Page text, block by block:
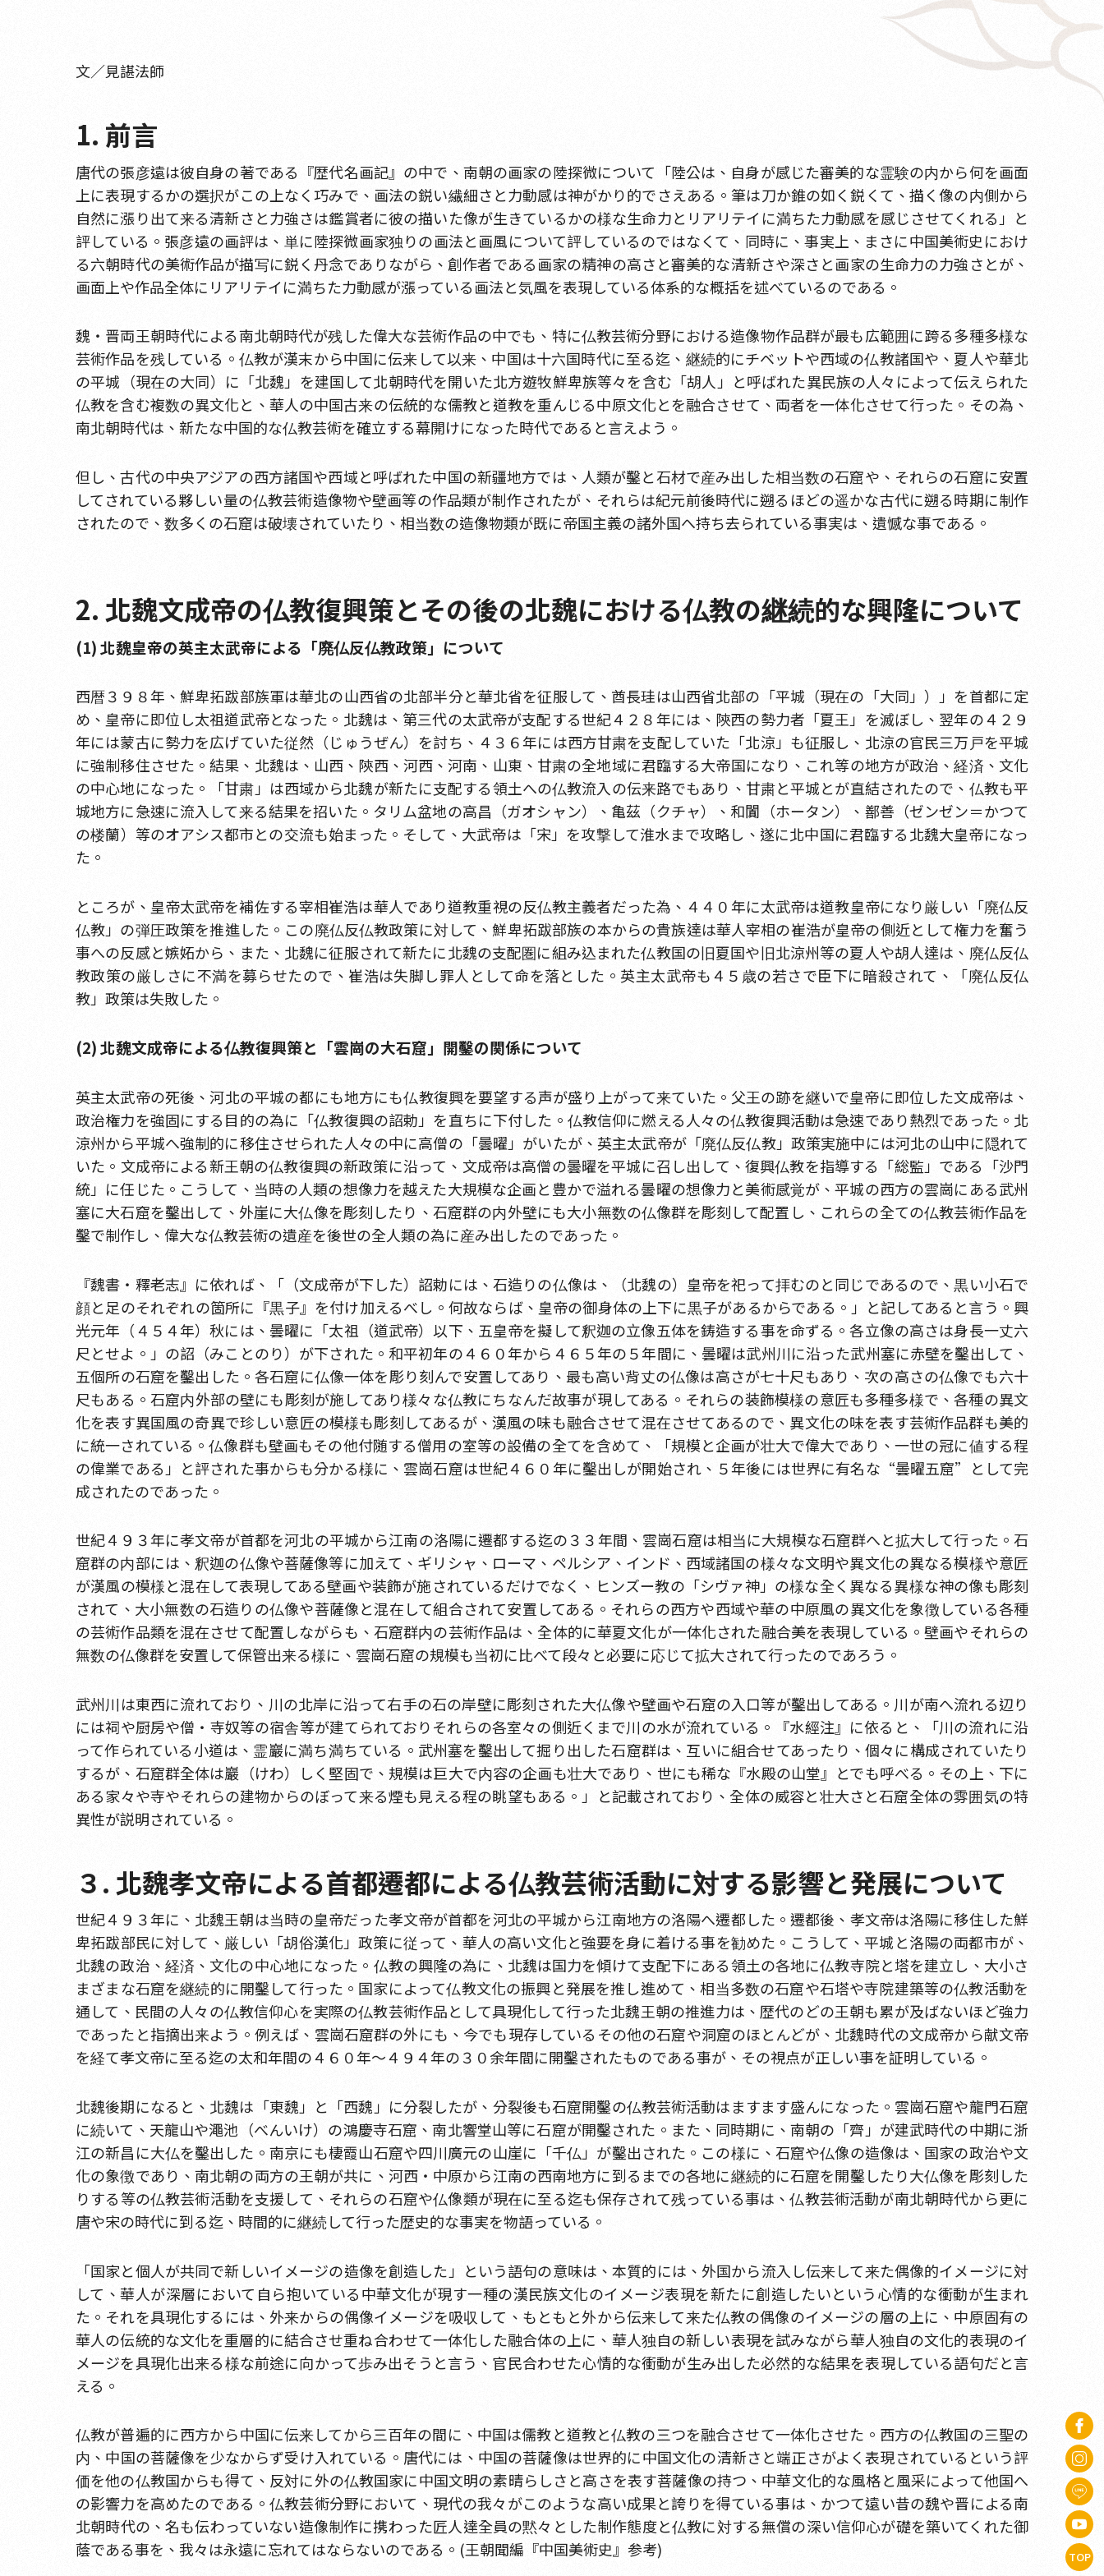
文／見諶法師
1. 前言
唐代の張彦遠は彼自身の著である『歴代名画記』の中で、南朝の画家の陸探微について「陸公は、自身が感じた審美的な霊験の内から何を画面
上に表現するかの選択がこの上なく巧みで、画法の鋭い繊細さと力動感は神がかり的でさえある。筆は刀か錐の如く鋭くて、描く像の内側から
自然に漲り出て来る清新さと力強さは鑑賞者に彼の描いた像が生きているかの様な生命力とリアリテイに満ちた力動感を感じさせてくれる」と
評している。張彦遠の画評は、単に陸探微画家独りの画法と画風について評しているのではなくて、同時に、事実上、まさに中国美術史におけ
る六朝時代の美術作品が描写に鋭く丹念でありながら、創作者である画家の精神の高さと審美的な清新さや深さと画家の生命力の力強さとが、
画面上や作品全体にリアリテイに満ちた力動感が漲っている画法と気風を表現している体系的な概括を述べているのである。
魏・晋両王朝時代による南北朝時代が残した偉大な芸術作品の中でも、特に仏教芸術分野における造像物作品群が最も広範囲に跨る多種多様な
芸術作品を残している。仏教が漢末から中国に伝来して以来、中国は十六国時代に至る迄、継続的にチベットや西域の仏教諸国や、夏人や華北
の平城（現在の大同）に「北魏」を建国して北朝時代を開いた北方遊牧鮮卑族等々を含む「胡人」と呼ばれた異民族の人々によって伝えられた
仏教を含む複数の異文化と、華人の中国古来の伝統的な儒教と道教を重んじる中原文化とを融合させて、両者を一体化させて行った。その為、
南北朝時代は、新たな中国的な仏教芸術を確立する幕開けになった時代であると言えよう。
但し、古代の中央アジアの西方諸国や西域と呼ばれた中国の新疆地方では、人類が鑿と石材で産み出した相当数の石窟や、それらの石窟に安置
してされている夥しい量の仏教芸術造像物や壁画等の作品類が制作されたが、それらは紀元前後時代に遡るほどの遥かな古代に遡る時期に制作
されたので、数多くの石窟は破壊されていたり、相当数の造像物類が既に帝国主義の諸外国へ持ち去られている事実は、遺憾な事である。
2. 北魏文成帝の仏教復興策とその後の北魏における仏教の継続的な興隆について
(1) 北魏皇帝の英主太武帝による「廃仏反仏教政策」について
西暦３９８年、鮮卑拓跋部族軍は華北の山西省の北部半分と華北省を征服して、酋長珪は山西省北部の「平城（現在の「大同」）」を首都に定
め、皇帝に即位し太祖道武帝となった。北魏は、第三代の太武帝が支配する世紀４２８年には、陝西の勢力者「夏王」を滅ぼし、翌年の４２９
年には蒙古に勢力を広げていた従然（じゅうぜん）を討ち、４３６年には西方甘粛を支配していた「北涼」も征服し、北涼の官民三万戸を平城
に強制移住させた。結果、北魏は、山西、陝西、河西、河南、山東、甘粛の全地域に君臨する大帝国になり、これ等の地方が政治、経済、文化
の中心地になった。「甘粛」は西域から北魏が新たに支配する領土への仏教流入の伝来路でもあり、甘粛と平城とが直結されたので、仏教も平
城地方に急速に流入して来る結果を招いた。タリム盆地の高昌（ガオシャン）、亀茲（クチャ）、和闐（ホータン）、鄯善（ゼンゼン＝かつて
の楼蘭）等のオアシス都市との交流も始まった。そして、大武帝は「宋」を攻撃して淮水まで攻略し、遂に北中国に君臨する北魏大皇帝になっ
た。
ところが、皇帝太武帝を補佐する宰相崔浩は華人であり道教重視の反仏教主義者だった為、４４０年に太武帝は道教皇帝になり厳しい「廃仏反
仏教」の弾圧政策を推進した。この廃仏反仏教政策に対して、鮮卑拓跋部族の本からの貴族達は華人宰相の崔浩が皇帝の側近として権力を奮う
事への反感と嫉妬から、また、北魏に征服されて新たに北魏の支配圏に組み込まれた仏教国の旧夏国や旧北涼州等の夏人や胡人達は、廃仏反仏
教政策の厳しさに不満を募らせたので、崔浩は失脚し罪人として命を落とした。英主太武帝も４５歳の若さで臣下に暗殺されて、「廃仏反仏
教」政策は失敗した。
(2) 北魏文成帝による仏教復興策と「雲崗の大石窟」開鑿の関係について
英主太武帝の死後、河北の平城の都にも地方にも仏教復興を要望する声が盛り上がって来ていた。父王の跡を継いで皇帝に即位した文成帝は、
政治権力を強固にする目的の為に「仏教復興の詔勅」を直ちに下付した。仏教信仰に燃える人々の仏教復興活動は急速であり熱烈であった。北
涼州から平城へ強制的に移住させられた人々の中に高僧の「曇曜」がいたが、英主太武帝が「廃仏反仏教」政策実施中には河北の山中に隠れて
いた。文成帝による新王朝の仏教復興の新政策に沿って、文成帝は高僧の曇曜を平城に召し出して、復興仏教を指導する「総監」である「沙門
統」に任じた。こうして、当時の人類の想像力を越えた大規模な企画と豊かで溢れる曇曜の想像力と美術感覚が、平城の西方の雲崗にある武州
塞に大石窟を鑿出して、外崖に大仏像を彫刻したり、石窟群の内外壁にも大小無数の仏像群を彫刻して配置し、これらの全ての仏教芸術作品を
鑿で制作し、偉大な仏教芸術の遺産を後世の全人類の為に産み出したのであった。
『魏書・釋老志』に依れば、「（文成帝が下した）詔勅には、石造りの仏像は、（北魏の）皇帝を祀って拝むのと同じであるので、黒い小石で
顔と足のそれぞれの箇所に『黒子』を付け加えるべし。何故ならば、皇帝の御身体の上下に黒子があるからである。」と記してあると言う。興
光元年（４５４年）秋には、曇曜に「太祖（道武帝）以下、五皇帝を擬して釈迦の立像五体を鋳造する事を命ずる。各立像の高さは身長一丈六
尺とせよ。」の詔（みことのり）が下された。和平初年の４６０年から４６５年の５年間に、曇曜は武州川に沿った武州塞に赤壁を鑿出して、
五個所の石窟を鑿出した。各石窟に仏像一体を彫り刻んで安置してあり、最も高い背丈の仏像は高さが七十尺もあり、次の高さの仏像でも六十
尺もある。石窟内外部の壁にも彫刻が施してあり様々な仏教にちなんだ故事が現してある。それらの装飾模様の意匠も多種多様で、各種の異文
化を表す異国風の奇異で珍しい意匠の模様も彫刻してあるが、漢風の味も融合させて混在させてあるので、異文化の味を表す芸術作品群も美的
に統一されている。仏像群も壁画もその他付随する僧用の室等の設備の全てを含めて、「規模と企画が壮大で偉大であり、一世の冠に値する程
の偉業である」と評された事からも分かる様に、雲崗石窟は世紀４６０年に鑿出しが開始され、５年後には世界に有名な“曇曜五窟”として完
成されたのであった。
世紀４９３年に孝文帝が首都を河北の平城から江南の洛陽に遷都する迄の３３年間、雲崗石窟は相当に大規模な石窟群へと拡大して行った。石
窟群の内部には、釈迦の仏像や菩薩像等に加えて、ギリシャ、ローマ、ペルシア、インド、西域諸国の様々な文明や異文化の異なる模様や意匠
が漢風の模様と混在して表現してある壁画や装飾が施されているだけでなく、ヒンズー教の「シヴァ神」の様な全く異なる異様な神の像も彫刻
されて、大小無数の石造りの仏像や菩薩像と混在して組合されて安置してある。それらの西方や西域や華の中原風の異文化を象徴している各種
の芸術作品類を混在させて配置しながらも、石窟群内の芸術作品は、全体的に華夏文化が一体化された融合美を表現している。壁画やそれらの
無数の仏像群を安置して保管出来る様に、雲崗石窟の規模も当初に比べて段々と必要に応じて拡大されて行ったのであろう。
武州川は東西に流れており、川の北岸に沿って右手の石の岸壁に彫刻された大仏像や壁画や石窟の入口等が鑿出してある。川が南へ流れる辺り
には祠や厨房や僧・寺奴等の宿舎等が建てられておりそれらの各室々の側近くまで川の水が流れている。『水經注』に依ると、「川の流れに沿
って作られている小道は、霊巖に満ち満ちている。武州塞を鑿出して掘り出した石窟群は、互いに組合せてあったり、個々に構成されていたり
するが、石窟群全体は巖（けわ）しく堅固で、規模は巨大で内容の企画も壮大であり、世にも稀な『水殿の山堂』とでも呼べる。その上、下に
ある家々や寺やそれらの建物からのぼって来る煙も見える程の眺望もある。」と記載されており、全体の威容と壮大さと石窟全体の雰囲気の特
異性が説明されている。
３. 北魏孝文帝による首都遷都による仏教芸術活動に対する影響と発展について
世紀４９３年に、北魏王朝は当時の皇帝だった孝文帝が首都を河北の平城から江南地方の洛陽へ遷都した。遷都後、孝文帝は洛陽に移住した鮮
卑拓跋部民に対して、厳しい「胡俗漢化」政策に従って、華人の高い文化と強要を身に着ける事を勧めた。こうして、平城と洛陽の両都市が、
北魏の政治、経済、文化の中心地になった。仏教の興隆の為に、北魏は国力を傾けて支配下にある領土の各地に仏教寺院と塔を建立し、大小さ
まざまな石窟を継続的に開鑿して行った。国家によって仏教文化の振興と発展を推し進めて、相当多数の石窟や石塔や寺院建築等の仏教活動を
通して、民間の人々の仏教信仰心を実際の仏教芸術作品として具現化して行った北魏王朝の推進力は、歴代のどの王朝も累が及ばないほど強力
であったと指摘出来よう。例えば、雲崗石窟群の外にも、今でも現存しているその他の石窟や洞窟のほとんどが、北魏時代の文成帝から献文帝
を経て孝文帝に至る迄の太和年間の４６０年～４９４年の３０余年間に開鑿されたものである事が、その視点が正しい事を証明している。
北魏後期になると、北魏は「東魏」と「西魏」に分裂したが、分裂後も石窟開鑿の仏教芸術活動はますます盛んになった。雲崗石窟や龍門石窟
に続いて、天龍山や澠池（べんいけ）の鴻慶寺石窟、南北響堂山等に石窟が開鑿された。また、同時期に、南朝の「齊」が建武時代の中期に浙
江の新昌に大仏を鑿出した。南京にも棲霞山石窟や四川廣元の山崖に「千仏」が鑿出された。この様に、石窟や仏像の造像は、国家の政治や文
化の象徴であり、南北朝の両方の王朝が共に、河西・中原から江南の西南地方に到るまでの各地に継続的に石窟を開鑿したり大仏像を彫刻した
りする等の仏教芸術活動を支援して、それらの石窟や仏像類が現在に至る迄も保存されて残っている事は、仏教芸術活動が南北朝時代から更に
唐や宋の時代に到る迄、時間的に継続して行った歴史的な事実を物語っている。
「国家と個人が共同で新しいイメージの造像を創造した」という語句の意味は、本質的には、外国から流入し伝来して来た偶像的イメージに対
して、華人が深層において自ら抱いている中華文化が現す一種の漢民族文化のイメージ表現を新たに創造したいという心情的な衝動が生まれ
た。それを具現化するには、外来からの偶像イメージを吸収して、もともと外から伝来して来た仏教の偶像のイメージの層の上に、中原固有の
華人の伝統的な文化を重層的に結合させ重ね合わせて一体化した融合体の上に、華人独自の新しい表現を試みながら華人独自の文化的表現のイ
メージを具現化出来る様な前途に向かって歩み出そうと言う、官民合わせた心情的な衝動が生み出した必然的な結果を表現している語句だと言
える。
仏教が普遍的に西方から中国に伝来してから三百年の間に、中国は儒教と道教と仏教の三つを融合させて一体化させた。西方の仏教国の三聖の
内、中国の菩薩像を少なからず受け入れている。唐代には、中国の菩薩像は世界的に中国文化の清新さと端正さがよく表現されているという評
価を他の仏教国からも得て、反対に外の仏教国家に中国文明の素晴らしさと高さを表す菩薩像の持つ、中華文化的な風格と風采によって他国へ
の影響力を高めたのである。仏教芸術分野において、現代の我々がこのような高い成果と誇りを得ている事は、かつて遠い昔の魏や晋による南
北朝時代の、名も伝わっていない造像制作に携わった匠人達全員の黙々とした制作態度と仏教に対する無償の深い信仰心が礎を築いてくれた御
蔭である事を、我々は永遠に忘れてはならないのである。(王朝聞編『中国美術史』参考)
TOP